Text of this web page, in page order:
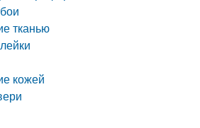
тканью
кожей